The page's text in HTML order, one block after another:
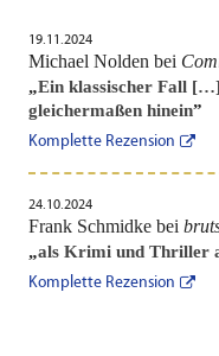
19.11.2024
Michael Nolden bei
„Ein klassischer Fall
gleichermaßen hinein”
Komplette Rezension
24.10.2024
Frank Schmidke bei
„als Krimi und Thriller
Komplette Rezension